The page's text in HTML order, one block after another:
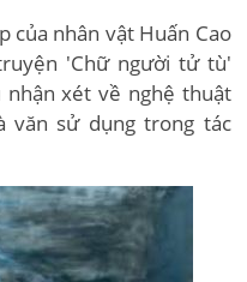
của nhân vật Huấn Cao
'Chữ người tử tù'
nhận xét về nghệ thuật
văn sử dụng trong tác